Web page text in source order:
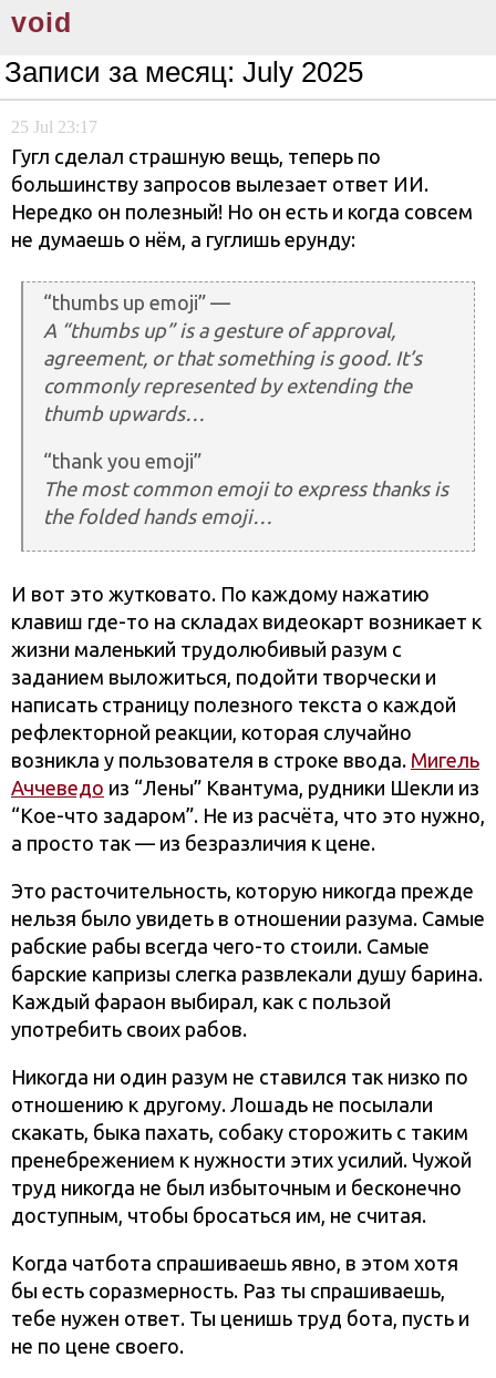
void
Записи за месяц: July 2025
25 Jul 23:17
Гугл сделал страшную вещь, теперь по
большинству запросов вылезает ответ ИИ.
Нередко он полезный! Но он есть и когда совсем
не думаешь о нём, а гуглишь ерунду:
“thumbs up emoji” —
A “thumbs up” is a gesture of approval,
agreement, or that something is good. It’s
commonly represented by extending the
thumb upwards…
“thank you emoji”
The most common emoji to express thanks is
the folded hands emoji…
И вот это жутковато. По каждому нажатию
клавиш где-то на складах видеокарт возникает к
жизни маленький трудолюбивый разум с
заданием выложиться, подойти творчески и
написать страницу полезного текста о каждой
рефлекторной реакции, которая случайно
возникла у пользователя в строке ввода. Мигель
Аччеведо из “Лены” Квантума, рудники Шекли из
“Кое-что задаром”. Не из расчёта, что это нужно,
а просто так — из безразличия к цене.
Это расточительность, которую никогда прежде
нельзя было увидеть в отношении разума. Самые
рабские рабы всегда чего-то стоили. Самые
барские капризы слегка развлекали душу барина.
Каждый фараон выбирал, как с пользой
употребить своих рабов.
Никогда ни один разум не ставился так низко по
отношению к другому. Лошадь не посылали
скакать, быка пахать, собаку сторожить с таким
пренебрежением к нужности этих усилий. Чужой
труд никогда не был избыточным и бесконечно
доступным, чтобы бросаться им, не считая.
Когда чатбота спрашиваешь явно, в этом хотя
бы есть соразмерность. Раз ты спрашиваешь,
тебе нужен ответ. Ты ценишь труд бота, пусть и
не по цене своего.